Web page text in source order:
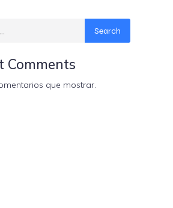
Search
Comments
que mostrar.